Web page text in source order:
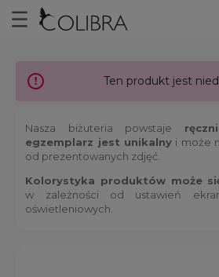
Ten produkt jest
Nasza biżuteria powstaje
egzemplarz jest unikalnyi może
od prezentowanych zdjęć.
Kolorystyka produktów może
w zależności od ustawień
oświetleniowych.